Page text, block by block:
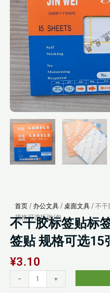
首页/ 办公文具/桌面文具/ 不干
规格可选15张/包
不干胶标签贴标
签贴 规格可选15
¥3.10
-
干
+